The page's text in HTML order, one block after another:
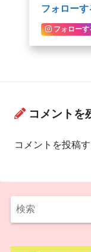
フォローす
フォローす
コメントを
コメントを投稿